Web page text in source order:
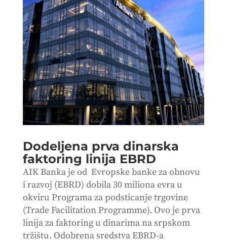
Dodeljena prva dinarska
faktoring linija EBRD
AIK Banka je od Evropske banke za obnovu
i razvoj (EBRD) dobila 30 miliona evra u
okviru Programa za podsticanje trgovine
(Trade Facilitation Programme). Ovo je prva
linija za faktoring u dinarima na srpskom
tržištu. Odobrena sredstva EBRD-a